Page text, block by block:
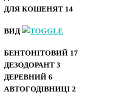
ДЛЯ КОШЕНЯТ 14
ВИД
БЕНТОНІТОВИЙ 17
ДЕЗОДОРАНТ 3
ДЕРЕВНИЙ 6
АВТОГОДІВНИЦІ 2